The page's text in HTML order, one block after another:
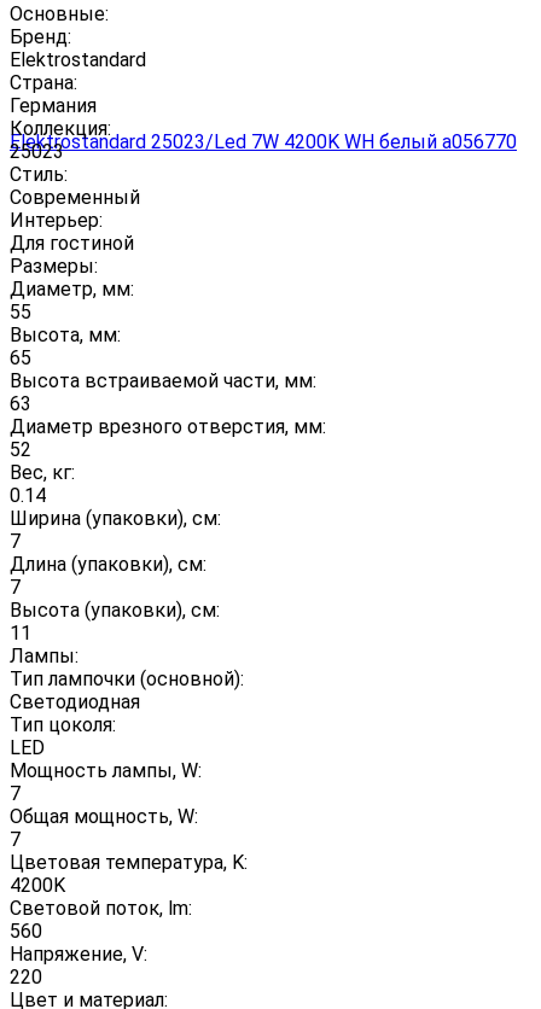
Основные:
Бренд:
Elektrostandard
Страна:
Германия
Коллекция:
25023
Стиль:
Современный
Интерьер:
Для гостиной
Размеры:
Диаметр, мм:
55
Высота, мм:
65
Высота встраиваемой части, мм:
63
Диаметр врезного отверстия, мм:
52
Вес, кг:
0.14
Ширина (упаковки), см:
7
Длина (упаковки), см:
7
Высота (упаковки), см:
11
Лампы:
Тип лампочки (основной):
Светодиодная
Тип цоколя:
LED
Мощность лампы, W:
7
Общая мощность, W:
7
Цветовая температура, K:
4200K
Световой поток, lm:
560
Напряжение, V:
220
Цвет и материал: